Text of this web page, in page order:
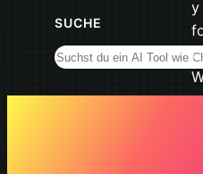
SUCHE
Search